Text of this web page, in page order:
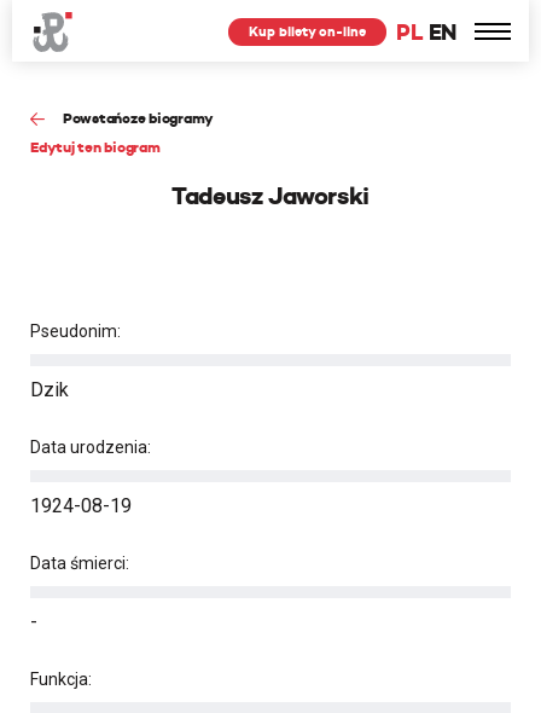
PL EN
Kup bilety on-line
Powstańcze biogramy
Edytuj ten biogram
Tadeusz Jaworski
Pseudonim:
Dzik
Data urodzenia:
1924-08-19
Data śmierci:
-
Funkcja: